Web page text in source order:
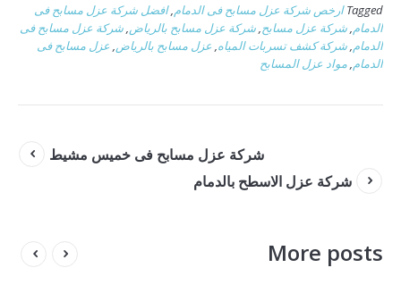
Tagged ارخص شركة عزل مسابح فى الدمام,افضل شركة عزل مسابح فى
الدمام,شركة عزل مسابح,شركة عزل مسابح بالرياض,شركة عزل مسابح فى
الدمام,شركة كشف تسربات المياه, عزل مسابح بالرياض, عزل مسابح فى
الدمام,مواد عزل المسابح
شركة عزل مسابح فى خميس مشيط
شركة عزل الاسطح بالدمام
More posts